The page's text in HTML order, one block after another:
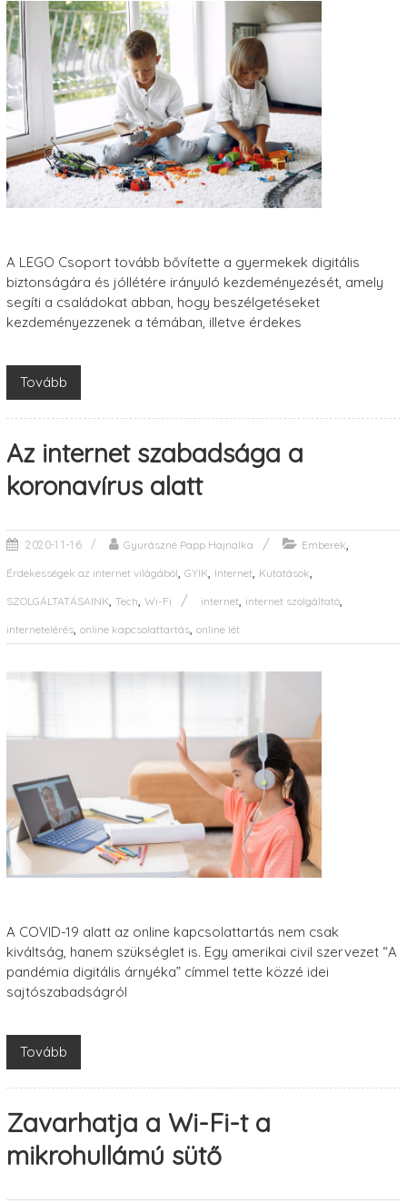
A LEGO Csoport tovább bővítette a gyermekek digitális
biztonságára és jóllétére irányuló kezdeményezését, amely
segíti a családokat abban, hogy beszélgetéseket
kezdeményezzenek a témában, illetve érdekes
Tovább
Az internet szabadsága a
koronavírus alatt
2020-11-16 Gyurászné Papp Hajnalka Emberek
Érdekességek az internet világából GYIK Internet, Kutatások
SZOLGÁLTATÁSAINK Tech Wi-Fi internet, internet szolgáltató,
internetelérés, online kapcsolattartás, online lét
A COVID-19 alatt az online kapcsolattartás nem csak
kiváltság, hanem szükséglet is. Egy amerikai civil szervezet “A
pandémia digitális árnyéka” címmel tette közzé idei
sajtószabadságról
Tovább
Zavarhatja a Wi-Fi-t a
mikrohullámú sütő